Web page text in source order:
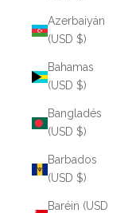
Azerbaiyán
(USD $)
Bahamas
(USD $)
Bangladés
(USD $)
Barbados
(USD $)
Baréin (USD